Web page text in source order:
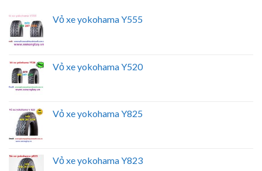
Vỏ xe yokohama Y555
Vỏ xe yokohama Y520
Vỏ xe yokohama Y825
Vỏ xe yokohama Y823